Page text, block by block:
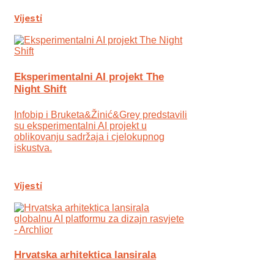
Vijesti
Eksperimentalni AI projekt The
Night Shift
Infobip i Bruketa&Žinić&Grey predstavili
su eksperimentalni AI projekt u
oblikovanju sadržaja i cjelokupnog
iskustva.
Vijesti
Hrvatska arhitektica lansirala